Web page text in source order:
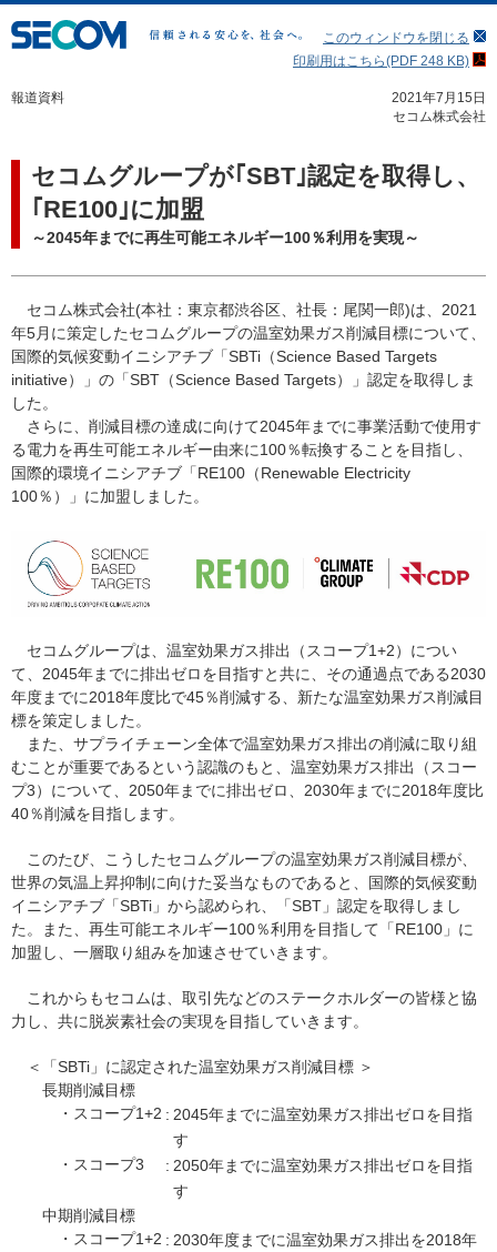
このウィンドウを閉じる
印刷用はこちら(PDF 248 KB)
報道資料
2021年7月15日
セコム株式会社
セコムグループが｢SBT｣認定を取得し、
｢RE100｣に加盟
～2045年までに再生可能エネルギー100％利用を実現～
セコム株式会社(本社：東京都渋谷区、社長：尾関一郎)は、2021
年5月に策定したセコムグループの温室効果ガス削減目標について、
国際的気候変動イニシアチブ「SBTi（Science Based Targets
initiative）」の「SBT（Science Based Targets）」認定を取得しま
した。
さらに、削減目標の達成に向けて2045年までに事業活動で使用す
る電力を再生可能エネルギー由来に100％転換することを目指し、
国際的環境イニシアチブ「RE100（Renewable Electricity
100％）」に加盟しました。
セコムグループは、温室効果ガス排出（スコープ1+2）につい
て、2045年までに排出ゼロを目指すと共に、その通過点である2030
年度までに2018年度比で45％削減する、新たな温室効果ガス削減目
標を策定しました。
また、サプライチェーン全体で温室効果ガス排出の削減に取り組
むことが重要であるという認識のもと、温室効果ガス排出（スコー
プ3）について、2050年までに排出ゼロ、2030年までに2018年度比
40％削減を目指します。
このたび、こうしたセコムグループの温室効果ガス削減目標が、
世界の気温上昇抑制に向けた妥当なものであると、国際的気候変動
イニシアチブ「SBTi」から認められ、「SBT」認定を取得しまし
た。また、再生可能エネルギー100％利用を目指して「RE100」に
加盟し、一層取り組みを加速させていきます。
これからもセコムは、取引先などのステークホルダーの皆様と協
力し、共に脱炭素社会の実現を目指していきます。
＜「SBTi」に認定された温室効果ガス削減目標 ＞
長期削減目標
・スコープ1+2 : 2045年までに温室効果ガス排出ゼロを目指
す
・スコープ3
: 2050年までに温室効果ガス排出ゼロを目指
す
中期削減目標
・スコープ1+2 : 2030年度までに温室効果ガス排出を2018年